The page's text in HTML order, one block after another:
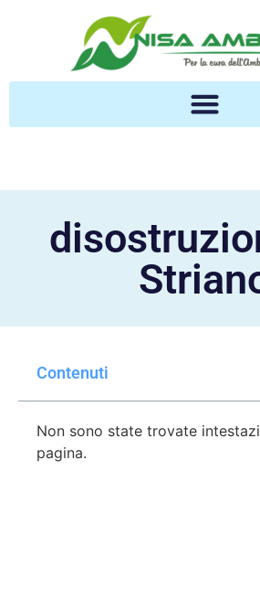
Contenuti
Non sono state trovate
pagina.